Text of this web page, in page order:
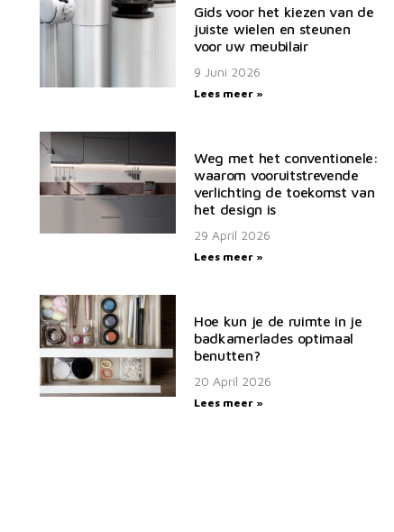
Gids voor het kiezen van de
juiste wielen en steunen
voor uw meubilair
9 Juni 2026
Lees meer »
Weg met het conventionele:
waarom vooruitstrevende
verlichting de toekomst van
het design is
29 April 2026
Lees meer »
Hoe kun je de ruimte in je
badkamerlades optimaal
benutten?
20 April 2026
Lees meer »